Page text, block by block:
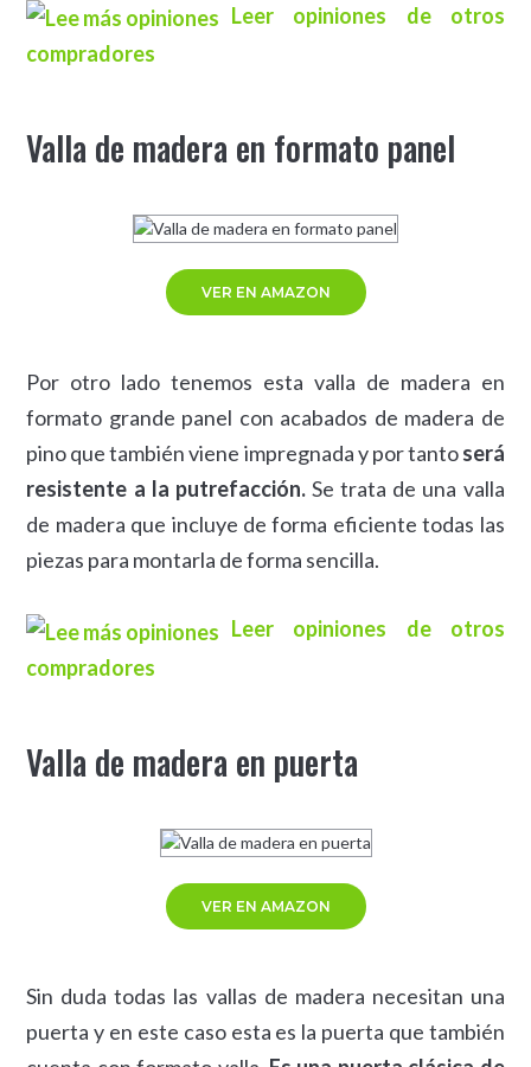
Leer opiniones de otros
compradores
Valla de madera en formato panel
VER EN AMAZON
Por otro lado tenemos esta valla de madera en
formato grande panel con acabados de madera de
pino que también viene impregnada y por tantoserá
resistente a la putrefacción. Se trata de una valla
de madera que incluye de forma eficiente todas las
piezas para montarla de forma sencilla.
Leer opiniones de otros
compradores
Valla de madera en puerta
VER EN AMAZON
Sin duda todas las vallas de madera necesitan una
puerta y en este caso esta es la puerta que también